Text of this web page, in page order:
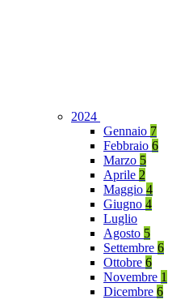
2024
Gennaio 7
Febbraio 6
Marzo 5
Aprile 2
Maggio 4
Giugno 4
Luglio
Agosto 5
Settembre 6
Ottobre 6
Novembre 1
Dicembre 6